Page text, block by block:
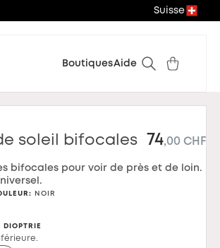
Suisse
BoutiquesAide
soleil bifocales 74,00 CHF
bifocales pour voir de près et de loin.
: NOIR
DIOPTRIE